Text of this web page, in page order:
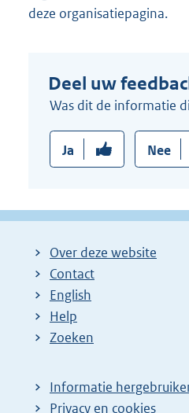
deze organisatiepagina.
Deel uw
Was dit de informatie
Ja Nee
Over deze website
Contact
English
Help
Zoeken
Informatie
Privacy en cookies